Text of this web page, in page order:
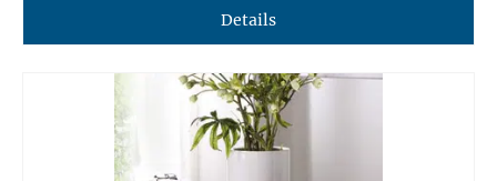
Details